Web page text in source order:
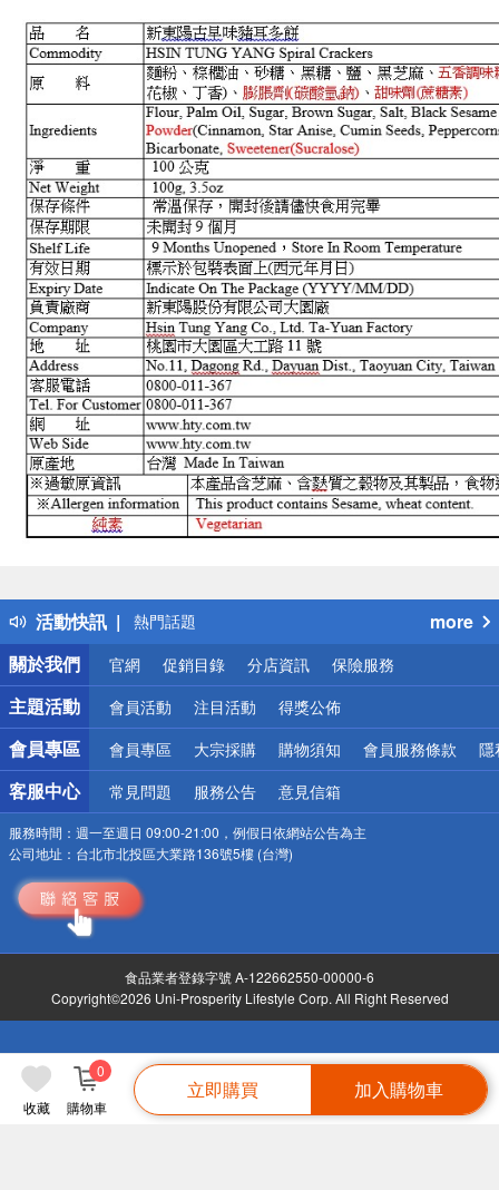
收藏 購物車
0
立即購買 加入購物車
活動快訊
得獎公告
熱門話題
銀行優惠
偏遠地區配送
詐騙網頁！請小心！
more
關於我們
官網 促銷目錄 分店資訊 保險服務
主題活動 會員活動 注目活動 得獎公佈
會員專區 會員專區 大宗採購 購物須知 會員服務條款 隱
客服中心 常見問題 服務公告 意見信箱
服務時間： 週一至週日 09:00-21:00，例假日依網站公告為主
公司地址： 台北市北投區大業路136號5樓 (台灣)
食品業者登錄字號 A-122662550-00000-6
Copyright©2026 Uni-Prosperity Lifestyle Corp. All Right Reserved